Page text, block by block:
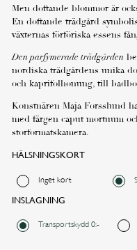
Men doftande blommor är
En doftande trädgård
växternas förföriska essens
Den parfymerade trädgården
nordiska trädgårdens unika
och kaprifolhonung, till
Konstnären Maja Forsslund
med färgen caput mortuum
storformatskamera.
HÄLSNINGSKORT
Inget kort
INSLAGNING
Transportskydd 0:-
Önskad leveransdag
I dag